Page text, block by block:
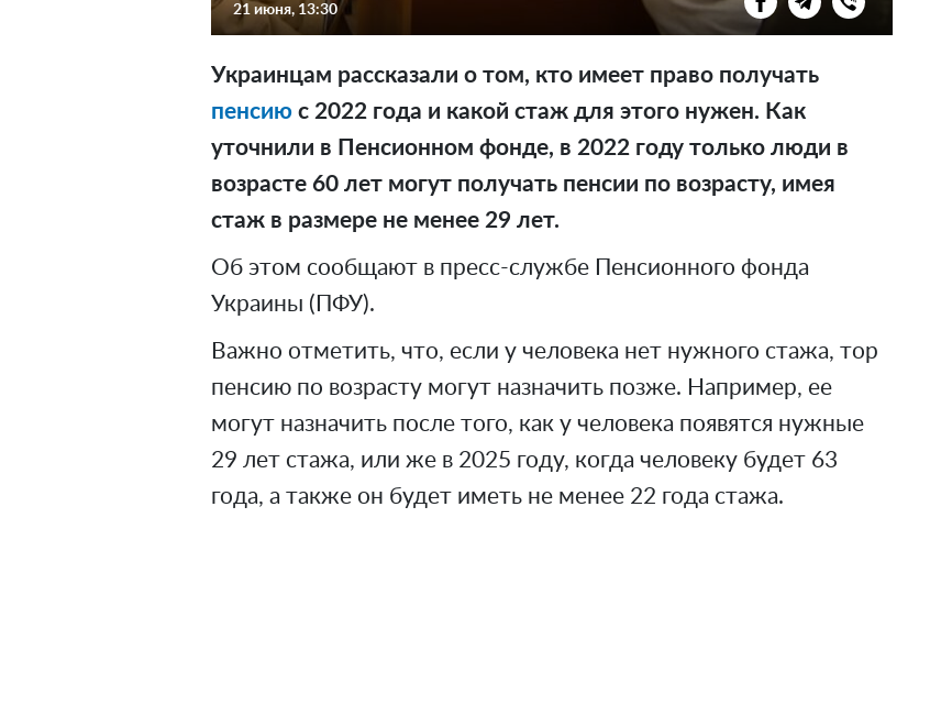
21 июня, 13:30
Украинцам рассказали о том, кто имеет право получать
пенсию с 2022 года и какой стаж для этого нужен. Как
уточнили в Пенсионном фонде, в 2022 году только люди в
возрасте 60 лет могут получать пенсии по возрасту, имея
стаж в размере не менее 29 лет.
Об этом сообщают в пресс-службе Пенсионного фонда
Украины (ПФУ).
Важно отметить, что, если у человека нет нужного стажа, тор
пенсию по возрасту могут назначить позже. Например, ее
могут назначить после того, как у человека появятся нужные
29 лет стажа, или же в 2025 году, когда человеку будет 63
года, а также он будет иметь не менее 22 года стажа.